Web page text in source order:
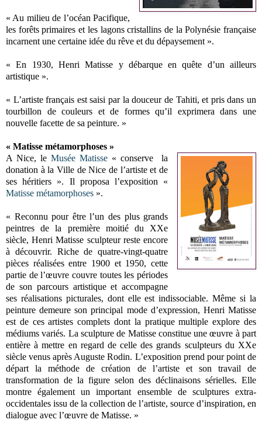
« Au milieu de l’océan Pacifique,
les forêts primaires et les lagons cristallins de la Polynésie française
incarnent une certaine idée du rêve et du dépaysement ».
« En 1930, Henri Matisse y débarque en quête d’un ailleurs
artistique ».
« L’artiste français est saisi par la douceur de Tahiti, et pris dans un
tourbillon de couleurs et de formes qu’il exprimera dans une
nouvelle facette de sa peinture. »
« Matisse métamorphoses »
A Nice, leMusée Matisse « conserve la
donation à la Ville de Nice de l’artiste et de
ses héritiers ». Il proposa l’exposition «
Matisse métamorphoses ».
« Reconnu pour être l’un des plus grands
peintres de la première moitié du XXe
siècle, Henri Matisse sculpteur reste encore
à découvrir. Riche de quatre-vingt-quatre
pièces réalisées entre 1900 et 1950, cette
partie de l’œuvre couvre toutes les périodes
de son parcours artistique et accompagne
ses réalisations picturales, dont elle est indissociable. Même si la
peinture demeure son principal mode d’expression, Henri Matisse
est de ces artistes complets dont la pratique multiple explore des
médiums variés. La sculpture de Matisse constitue une œuvre à part
entière à mettre en regard de celle des grands sculpteurs du XXe
siècle venus après Auguste Rodin. L’exposition prend pour point de
départ la méthode de création de l’artiste et son travail de
transformation de la figure selon des déclinaisons sérielles. Elle
montre également un important ensemble de sculptures extra-
occidentales issu de la collection de l’artiste, source d’inspiration, en
dialogue avec l’œuvre de Matisse. »